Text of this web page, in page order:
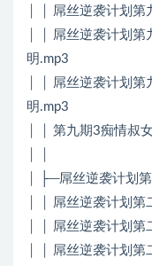
│ │ 屌丝逆袭计划第
│ │ 屌丝逆袭计划
明.mp3
│ │ 屌丝逆袭计划
明.mp3
│ │ 第九期3痴情叔
│ ├─屌丝逆袭计划
│ │ 屌丝逆袭计划
│ │ 屌丝逆袭计划
│ │ 屌丝逆袭计划第